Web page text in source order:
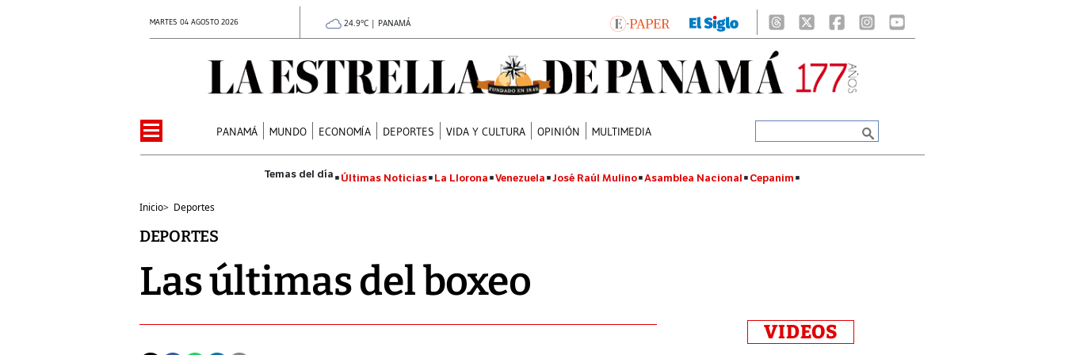
MARTES 04 AGOSTO 2026 24.9°C | PANAMÁ
PANAMÁ MUNDO ECONOMÍA DEPORTES VIDA Y CULTURA OPINIÓN MULTIMEDIA
Últimas Noticias La Llorona Venezuela José Raúl Mulino Asamblea Nacional Cepanim
Inicio> Deportes
DEPORTES
Las últimas del boxeo
VIDEOS